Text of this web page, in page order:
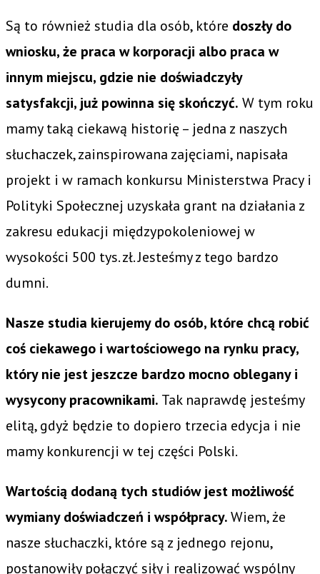
Są to również studia dla osób, które doszły do
wniosku, że praca w korporacji albo praca w
innym miejscu, gdzie nie doświadczyły
satysfakcji, już powinna się skończyć. W tym roku
mamy taką ciekawą historię – jedna z naszych
słuchaczek, zainspirowana zajęciami, napisała
projekt i w ramach konkursu Ministerstwa Pracy i
Polityki Społecznej uzyskała grant na działania z
zakresu edukacji międzypokoleniowej w
wysokości 500 tys. zł. Jesteśmy z tego bardzo
dumni.
Nasze studia kierujemy do osób, które chcą robić
coś ciekawego i wartościowego na rynku pracy,
który nie jest jeszcze bardzo mocno oblegany i
wysycony pracownikami. Tak naprawdę jesteśmy
elitą, gdyż będzie to dopiero trzecia edycja i nie
mamy konkurencji w tej części Polski.
Wartością dodaną tych studiów jest możliwość
wymiany doświadczeń i współpracy.Wiem, że
nasze słuchaczki, które są z jednego rejonu,
postanowiły połączyć siły i realizować wspólny